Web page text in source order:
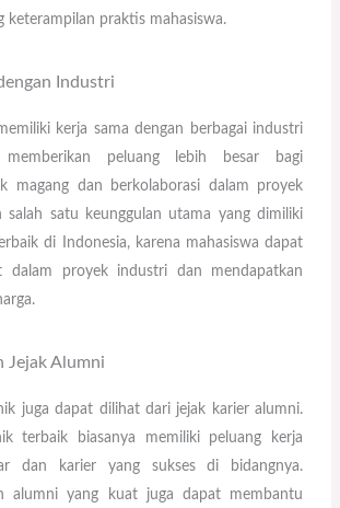
keterampilan praktis mahasiswa.
Industri
kerja sama dengan berbagai industri
peluang lebih besar bagi
magang dan berkolaborasi dalam proyek
salah satu keunggulan utama yang dimiliki
di Indonesia, karena mahasiswa dapat
dalam proyek industri dan mendapatkan
Jejak Alumni
juga dapat dilihat dari jejak karier alumni.
terbaik biasanya memiliki peluang kerja
dan karier yang sukses di bidangnya.
alumni yang kuat juga dapat membantu